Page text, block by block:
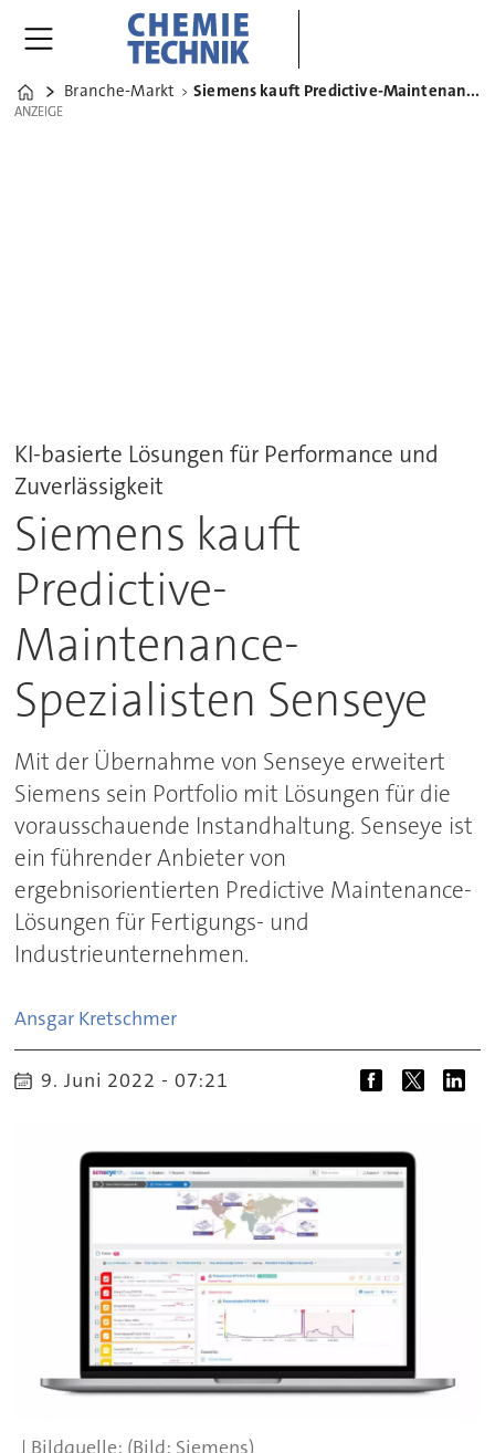
Home
Branche-Markt Siemens kauft Predictive-Maintenance-Spezialisten Senseye
ANZEIGE
ANZEIGE
KI-basierte Lösungen für Performance und
Zuverlässigkeit
Siemens kauft
Predictive-
Maintenance-
Spezialisten Senseye
Mit der Übernahme von Senseye erweitert
Siemens sein Portfolio mit Lösungen für die
vorausschauende Instandhaltung. Senseye ist
ein führender Anbieter von
ergebnisorientierten Predictive Maintenance-
Lösungen für Fertigungs- und
Industrieunternehmen.
Ansgar Kretschmer
9. Juni 2022 - 07:21
(Bild: Siemens)